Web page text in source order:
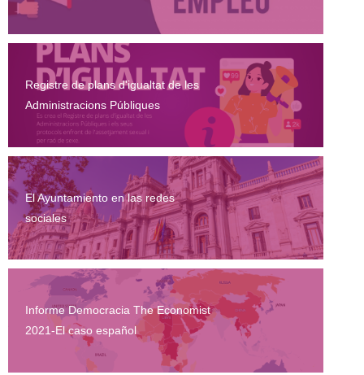
Registre de plans d'igualtat de les
Administracions Públiques
El Ayuntamiento en las redes
sociales
Informe Democracia The Economist
2021-El caso español